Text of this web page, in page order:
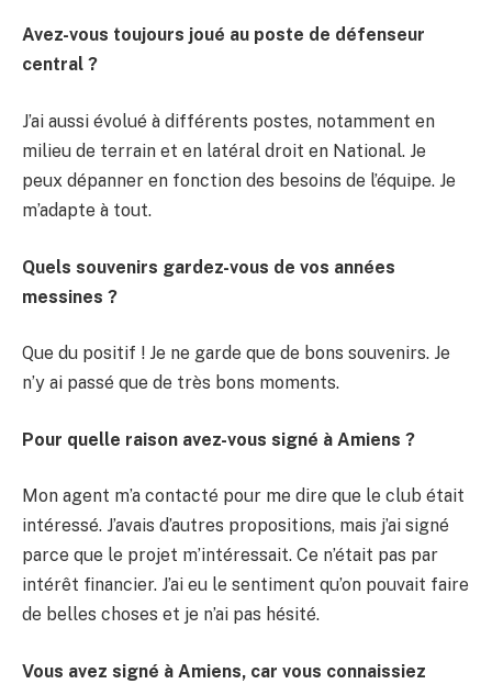
Avez-vous toujours joué au poste de défenseur
central ?
J’ai aussi évolué à différents postes, notamment en
milieu de terrain et en latéral droit en National. Je
peux dépanner en fonction des besoins de l’équipe. Je
m’adapte à tout.
Quels souvenirs gardez-vous de vos années
messines ?
Que du positif ! Je ne garde que de bons souvenirs. Je
n’y ai passé que de très bons moments.
Pour quelle raison avez-vous signé à Amiens ?
Mon agent m’a contacté pour me dire que le club était
intéressé. J’avais d’autres propositions, mais j’ai signé
parce que le projet m’intéressait. Ce n’était pas par
intérêt financier. J’ai eu le sentiment qu’on pouvait faire
de belles choses et je n’ai pas hésité.
Vous avez signé à Amiens, car vous connaissiez